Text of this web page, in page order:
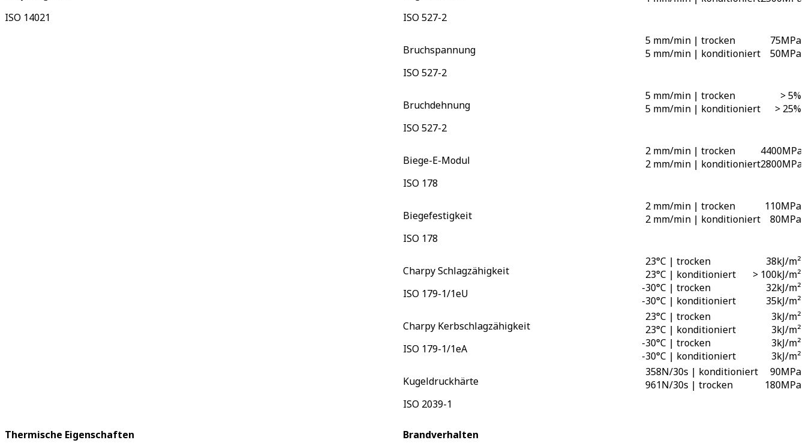
ISO 14021
ISO 527-2
Bruchspannung
ISO 527-2
5 mm/min | trocken
5 mm/min | konditioniert
75MPa
50MPa
Bruchdehnung
ISO 527-2
5 mm/min | trocken
5 mm/min | konditioniert
> 5%
> 25%
Biege-E-Modul
ISO 178
2 mm/min | trocken
2 mm/min | konditioniert
4400MPa
2800MPa
Biegefestigkeit
ISO 178
2 mm/min | trocken
2 mm/min | konditioniert
110MPa
80MPa
Charpy Schlagzähigkeit
ISO 179-1/1eU
23°C | trocken
23°C | konditioniert
30°C | trocken
-
30°C | konditioniert
-
38kJ/m²
> 100kJ/m²
32kJ/m²
35kJ/m²
Charpy Kerbschlagzähigkeit
ISO 179-1/1eA
23°C | trocken
23°C | konditioniert
30°C | trocken
-
30°C | konditioniert
-
3kJ/m²
3kJ/m²
3kJ/m²
3kJ/m²
Kugeldruckhärte
ISO 2039-1
358N/30s | konditioniert
961N/30s | trocken
90MPa
180MPa
Thermische Eigenschaften Brandverhalten